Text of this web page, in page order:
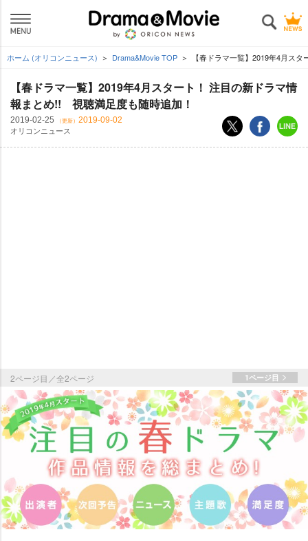
ホーム (オリコンニュース) Drama&Movie TOP 【春ドラマ一覧】2019年4月ス
【春ドラマ一覧】2019年4月スタート！ 注目の新ドラマ情
報まとめ!! 視聴満足度も随時追加！
2019-02-25 （更新） 2019-09-02
オリコンニュース
2ページ目／全2ページ 1ページ目